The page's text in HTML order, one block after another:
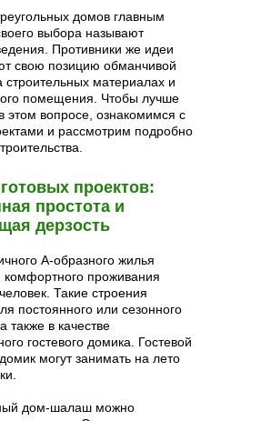
домов главным
выбора называют
Противники же идеи
свою позицию обманчивой
строительных материалах и
помещения. Чтобы лучше
этом вопросе, ознакомимся с
и рассмотрим подробно
проектов:
простота и
дерзость
А-образного жилья
комфортного проживания
Такие строения
постоянного или сезонного
также в качестве
гостевого домика. Гостевой
могут занимать на лето
дом-шалаш можно